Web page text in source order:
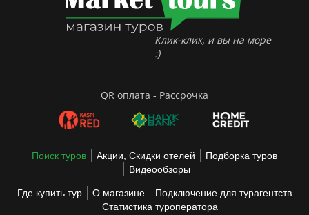
Клик-клик, и вы на море
:)
QR оплата - Рассрочка
Поиск туров Акции, Скидки отелей
Подборка туров
Видеообзоры
Где купить тур О магазине
Подключение для турагентств
Статистика туроператора